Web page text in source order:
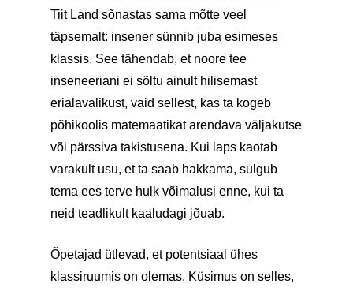
Tiit Land sõnastas sama mõtte veel
täpsemalt: insener sünnib juba esimeses
klassis. See tähendab, et noore tee
inseneeriani ei sõltu ainult hilisemast
erialavalikust, vaid sellest, kas ta kogeb
põhikoolis matemaatikat arendava väljakutse
või pärssiva takistusena. Kui laps kaotab
varakult usu, et ta saab hakkama, sulgub
tema ees terve hulk võimalusi enne, kui ta
neid teadlikult kaaludagi jõuab.
Õpetajad ütlevad, et potentsiaal ühes
klassiruumis on olemas. Küsimus on selles,